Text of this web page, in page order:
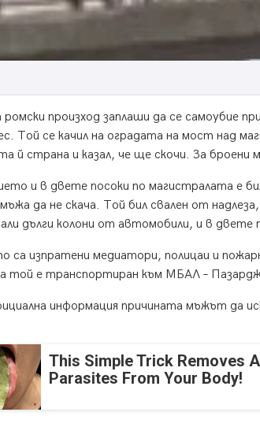
произход заплаши да се самоубие
Той се качил на оградата на мост над
й страна и казал, че ще скочи. За
и в двете посоки по магистралата е
да не скача. Той бил свален от
дълги колони от автомобили, и в
са изпратени медиатори, полицаи и
той е транспортиран към МБАЛ –
информация причината мъжът да
This Simple Trick Removes
Parasites From Your Body!